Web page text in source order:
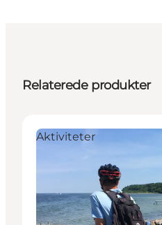
Relaterede produkter
Aktiviteter